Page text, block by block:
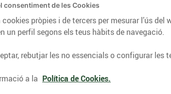
consells nutricionals, informació
del nostre territori i molts altres
CONSELLS I HÀBITS SALUDABLES
consentiment de les Cookies
pròpies i de tercers per mesurar l’ús
un perfil segons els teus hàbits de navegació.
rebutjar les no essencials o configurar les
a la Política de Cookies.